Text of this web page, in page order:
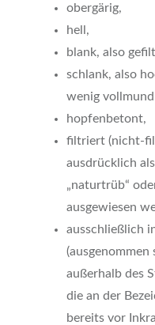
obergärig,
hell,
blank, also
schlank, also
wenig
hopfenbetont,
filtriert (nicht-
ausdrücklich
„naturtrüb“
ausgewiesen
ausschließlich
(ausgenommen
außerhalb des
die an der
bereits vor